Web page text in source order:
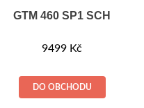
GTM 460 SP1 SCH
9499 Kč
DO OBCHODU